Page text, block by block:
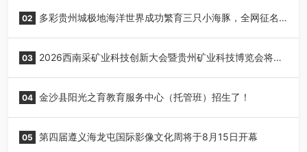
02 多彩贵州城极地海洋世界成功繁育三只小海豚，全网征名
03 2026西南采矿业科技创新大会暨贵州矿业科技博览会将在
04 金沙县阳光之育教育服务中心（托管班）招生了！
05 第四届遵义海龙屯国际影像文化周将于8月15日开幕